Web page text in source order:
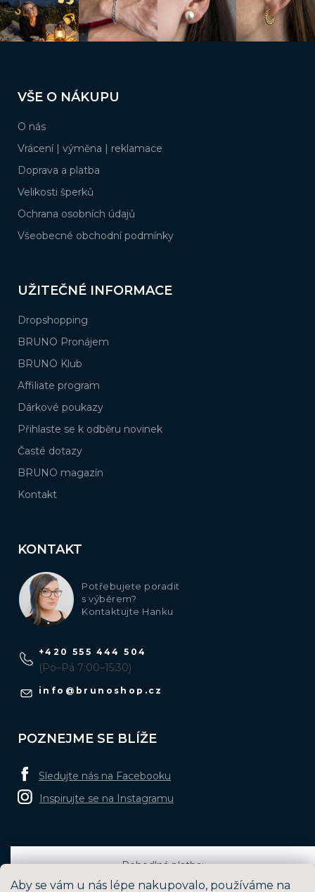
Aby se vám u nás lépe nakupovalo, používáme na
pVŠE O NÁKUPU
O nás
Vrácení | výměna | reklamace
Doprava a platba
Velikosti šperků
Ochrana osobních údajů
Všeobecné obchodní podmínky
UŽITEČNÉ INFORMACE
Dropshopping
BRUNO Pronájem
BRUNO Klub
Affiliate program
Dárkové poukazy
Přihlaste se k odběru novinek
Časté dotazy
BRUNO magazín
Kontakt
KONTAKT
Potřebujete poradit
s výběrem?
Kontaktujte Hanku
info @ brunoshop.cz
+420 555 444 504
(Po–Pá 7:00–15:30)
POZNEJME SE BLÍŽE
Sledujte nás na Facebooku
Inspirujte se na Instagramu
Pohodlná platba: